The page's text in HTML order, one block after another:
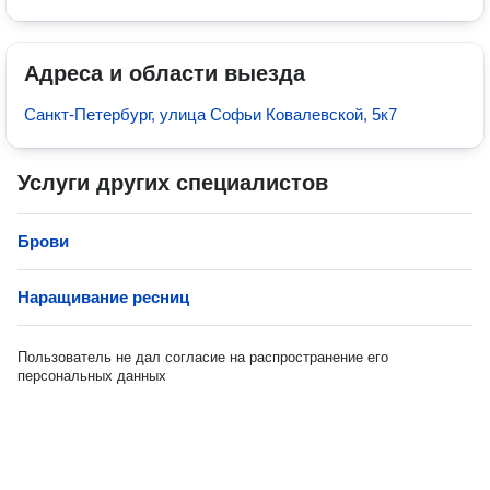
Адреса и области выезда
Санкт-Петербург, улица Софьи Ковалевской, 5к7
Услуги других специалистов
Брови
Наращивание ресниц
Пользователь не дал согласие на распространение его
персональных данных